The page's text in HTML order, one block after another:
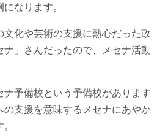
なります。
化や芸術の支援に熱心だった政
」さんだったので、メセナ活動
予備校という予備校があります
の支援を意味するメセナにあやか